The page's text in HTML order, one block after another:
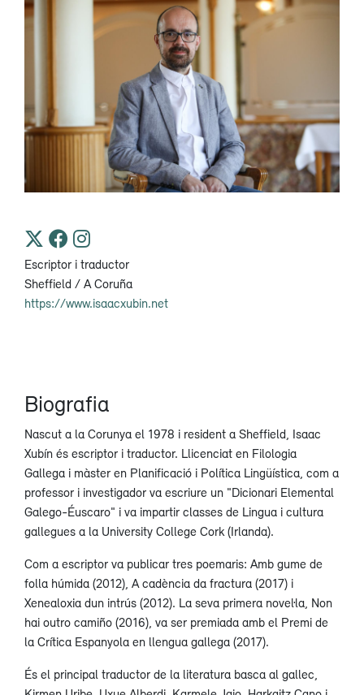
Escriptor i traductor
Sheffield / A Coruña
https://www.isaacxubin.net
Biografia
Nascut a la Corunya el 1978 i resident a Sheffield, Isaac
Xubín és escriptor i traductor. Llicenciat en Filologia
Gallega i màster en Planificació i Política Lingüística, com a
professor i investigador va escriure un "Dicionari Elemental
Galego-Éuscaro" i va impartir classes de Lingua i cultura
gallegues a la University College Cork (Irlanda).
Com a escriptor va publicar tres poemaris: Amb gume de
folla húmida (2012), A cadència da fractura (2017) i
Xenealoxia dun intrús (2012). La seva primera novel·la, Non
hai outro camiño (2016), va ser premiada amb el Premi de
la Crítica Espanyola en llengua gallega (2017).
És el principal traductor de la literatura basca al gallec,